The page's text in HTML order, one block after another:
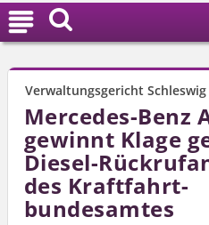

Verwaltungsgericht Schleswig
Mercedes-Benz
gewinnt Klage
Diesel-
des Kraftfahrt­
bundesamtes